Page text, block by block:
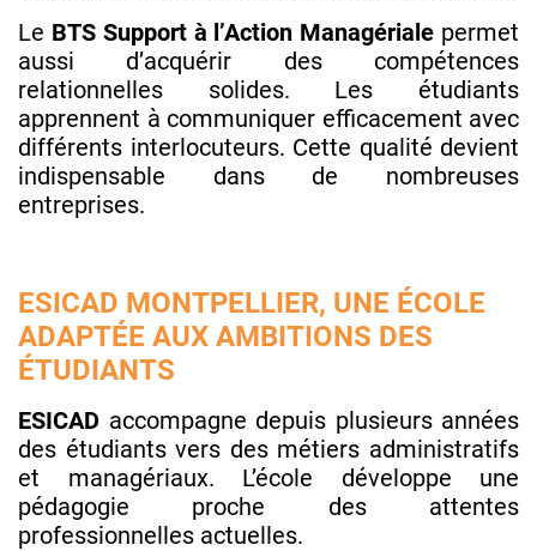
Le BTS Support à l’Action Managériale permet
aussi d’acquérir des compétences
relationnelles solides. Les étudiants
apprennent à communiquer efficacement avec
différents interlocuteurs. Cette qualité devient
indispensable dans de nombreuses
entreprises.
ESICAD MONTPELLIER, UNE ÉCOLE
ADAPTÉE AUX AMBITIONS DES
ÉTUDIANTS
ESICAD accompagne depuis plusieurs années
des étudiants vers des métiers administratifs
et managériaux. L’école développe une
pédagogie proche des attentes
professionnelles actuelles.